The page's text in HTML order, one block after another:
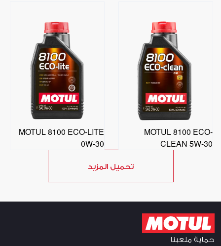
MOTUL 8100 ECO-
CLEAN 5W-30
MOTUL 8100 ECO-LITE
0W-30
تحميل المزيد
حماية ملعبنا